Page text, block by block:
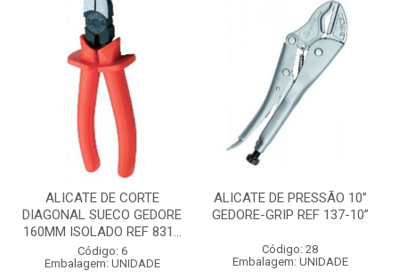
ALICATE DE CORTE
DIAGONAL SUECO GEDORE
160MM ISOLADO REF 831...
Código: 6
Embalagem: UNIDADE
ALICATE DE PRESSÃO 10”
GEDORE-GRIP REF 137-10”
Código: 28
Embalagem: UNIDADE